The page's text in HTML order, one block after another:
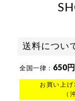
送料につい
全国一律： 650円
お買い上
（